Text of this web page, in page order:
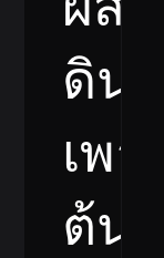
ดิน
เพาะ
ต้น